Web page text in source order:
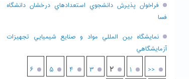
فراخوان پذيرش دانشجوي استعدادهاي درخشان دانشگاه
فسا
نمايشگاه بين المللي مواد و صنايع شيميايي تجهيزات
آزمايشگاهي
<< ۱ ۲ ۳ ۴ ۵ ۶